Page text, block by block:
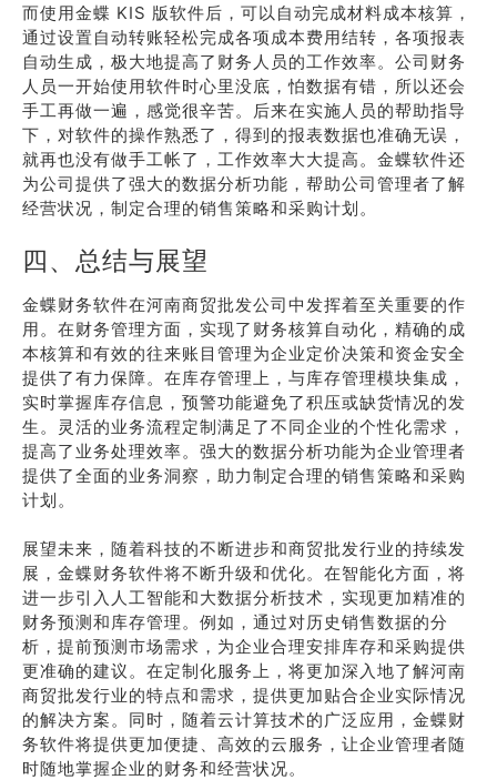
而使用金蝶 KIS 版软件后，可以自动完成材料成本核算，
通过设置自动转账轻松完成各项成本费用结转，各项报表
自动生成，极大地提高了财务人员的工作效率。公司财务
人员一开始使用软件时心里没底，怕数据有错，所以还会
手工再做一遍，感觉很辛苦。后来在实施人员的帮助指导
下，对软件的操作熟悉了，得到的报表数据也准确无误，
就再也没有做手工帐了，工作效率大大提高。金蝶软件还
为公司提供了强大的数据分析功能，帮助公司管理者了解
经营状况，制定合理的销售策略和采购计划。
四、总结与展望
金蝶财务软件在河南商贸批发公司中发挥着至关重要的作
用。在财务管理方面，实现了财务核算自动化，精确的成
本核算和有效的往来账目管理为企业定价决策和资金安全
提供了有力保障。在库存管理上，与库存管理模块集成，
实时掌握库存信息，预警功能避免了积压或缺货情况的发
生。灵活的业务流程定制满足了不同企业的个性化需求，
提高了业务处理效率。强大的数据分析功能为企业管理者
提供了全面的业务洞察，助力制定合理的销售策略和采购
计划。
展望未来，随着科技的不断进步和商贸批发行业的持续发
展，金蝶财务软件将不断升级和优化。在智能化方面，将
进一步引入人工智能和大数据分析技术，实现更加精准的
财务预测和库存管理。例如，通过对历史销售数据的分
析，提前预测市场需求，为企业合理安排库存和采购提供
更准确的建议。在定制化服务上，将更加深入地了解河南
商贸批发行业的特点和需求，提供更加贴合企业实际情况
的解决方案。同时，随着云计算技术的广泛应用，金蝶财
务软件将提供更加便捷、高效的云服务，让企业管理者随
时随地掌握企业的财务和经营状况。